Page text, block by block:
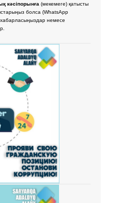
кәсіпорынға (мекемеге) қатысты
болса (WhatsApp
немесе